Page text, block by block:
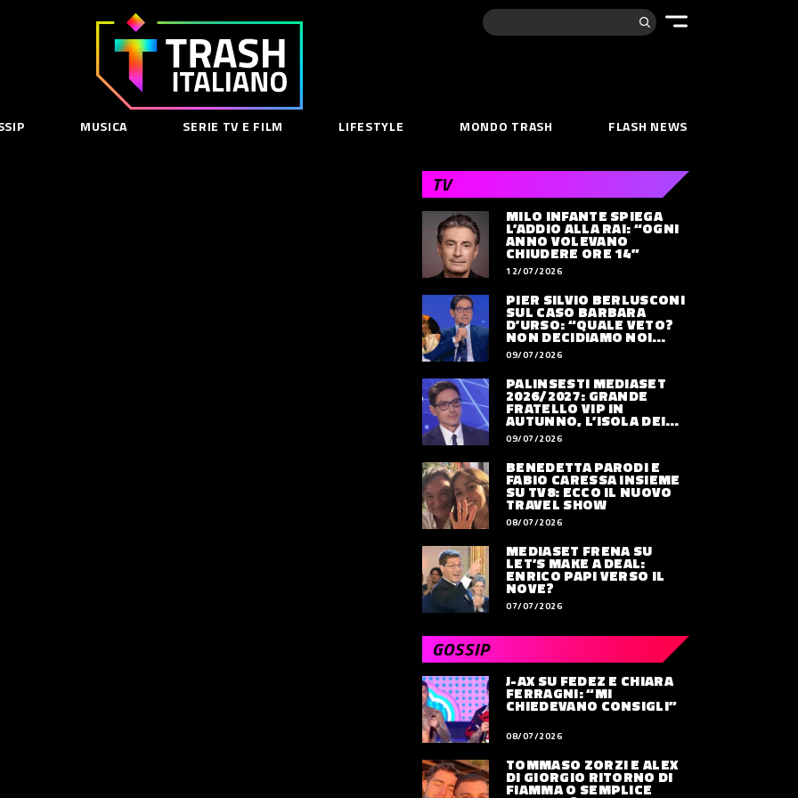
Cerca:
Trash
Italiano
MUSICA SERIE TV E FILM LIFESTYLE MONDO TRASH FLASH NEWS
TV
MILO INFANTE SPIEGA
L’ADDIO ALLA RAI: “OGNI
ANNO VOLEVANO
CHIUDERE ORE 14”
12/07/2026
PIER SILVIO BERLUSCONI
SUL CASO BARBARA
D’URSO: “QUALE VETO?
NON DECIDIAMO NOI
DOVE LAVORERÀ”
09/07/2026
PALINSESTI MEDIASET
2026/2027: GRANDE
FRATELLO VIP IN
AUTUNNO, L’ISOLA DEI
FAMOSI SLITTA AL 2027
09/07/2026
BENEDETTA PARODI E
FABIO CARESSA INSIEME
SU TV8: ECCO IL NUOVO
TRAVEL SHOW
08/07/2026
MEDIASET FRENA SU
LET’S MAKE A DEAL:
ENRICO PAPI VERSO IL
NOVE?
07/07/2026
GOSSIP
J-AX SU FEDEZ E CHIARA
FERRAGNI: “MI
CHIEDEVANO CONSIGLI”
08/07/2026
TOMMASO ZORZI E ALEX
DI GIORGIO RITORNO DI
FIAMMA O SEMPLICE